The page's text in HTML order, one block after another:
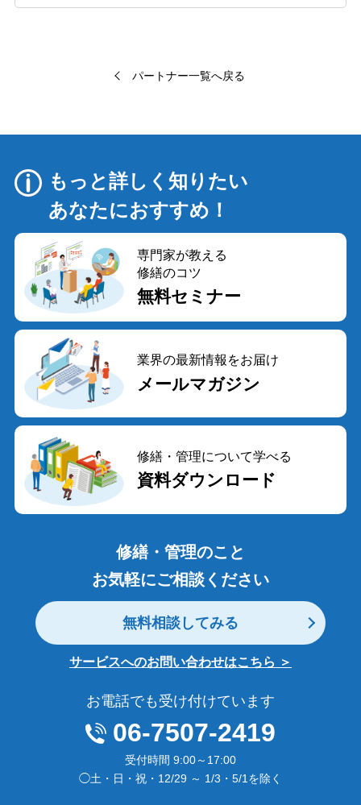
パートナー一覧へ戻る
もっと詳しく知りたい
あなたにおすすめ！
専門家が教える
修繕のコツ
無料セミナー
業界の最新情報をお届け
メールマガジン
修繕・管理について学べる
資料ダウンロード
修繕・管理のこと
お気軽にご相談ください
無料相談してみる
サービスへのお問い合わせはこちら ＞
お電話でも受け付けています
06-7507-2419
受付時間 9:00～17:00
◯土・日・祝・12/29 ～ 1/3・5/1を除く